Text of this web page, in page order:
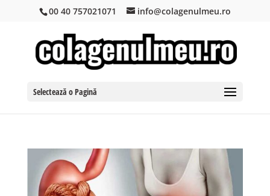
00 40 757021071 info@colagenulmeu.ro
Selectează o Pagină